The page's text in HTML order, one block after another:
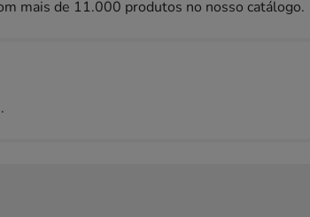
mais de 11.000 produtos no nosso catálogo.